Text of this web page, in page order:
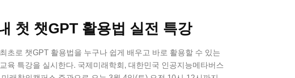
첫 챗GPT 활용법 실전 특강
초로 챗GPT 활용법을 누구나 쉽게 배우고 바로 활용할 수 있는
육 특강을 실시한다. 국제미래학회, 대한민국 인공지능메타버스